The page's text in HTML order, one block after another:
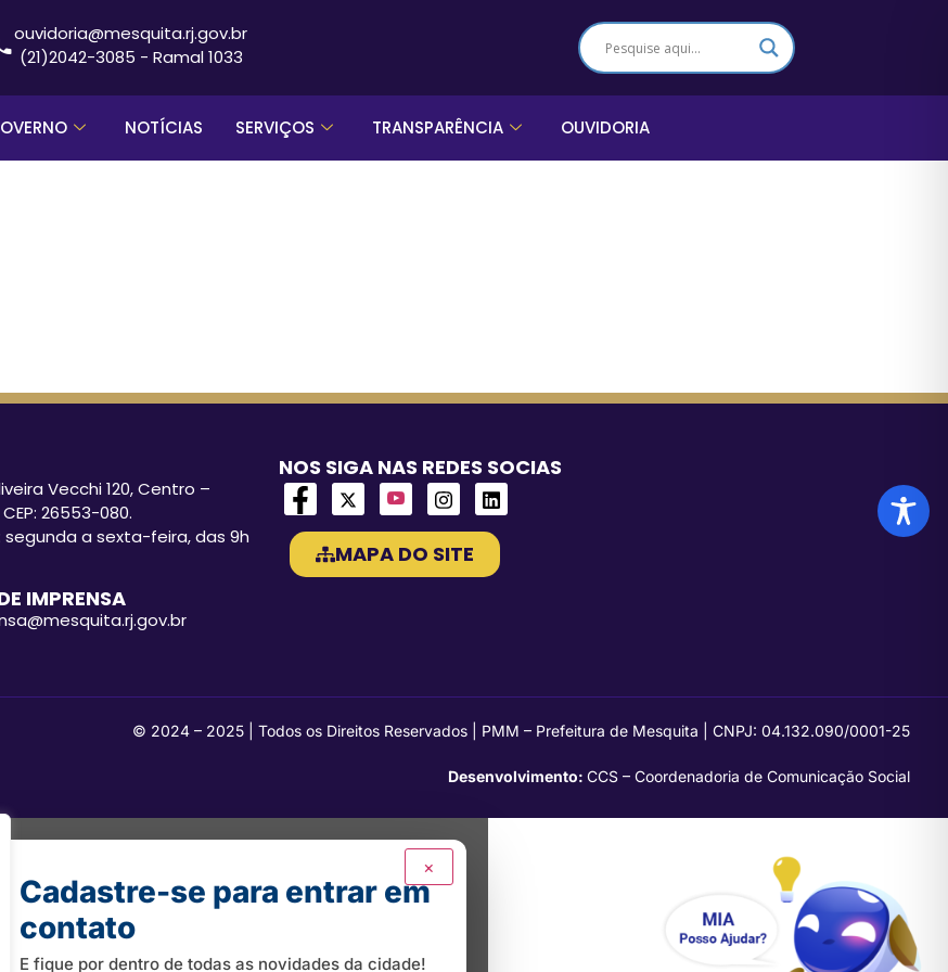
ouvidoria@mesquita.rj.gov.br
(21)2042-3085 - Ramal 1033
NOTÍCIAS SERVIÇOS TRANSPARÊNCIA OUVIDORIA
Vecchi 120, Centro –
26553-080.
segunda a sexta-feira, das 9h
IMPRENSA
NOS SIGA NAS REDES SOCIAS
MAPA DO SITE
© 2024 – 2025 | Todos os Direitos Reservados | PMM – Prefeitura de Mesquita | CNPJ: 04.132.090/0001-25
Desenvolvimento:CCS – Coordenadoria de Comunicação Social
×
Cadastre-se para entrar em
contato
E fique por dentro de todas as novidades da cidade!